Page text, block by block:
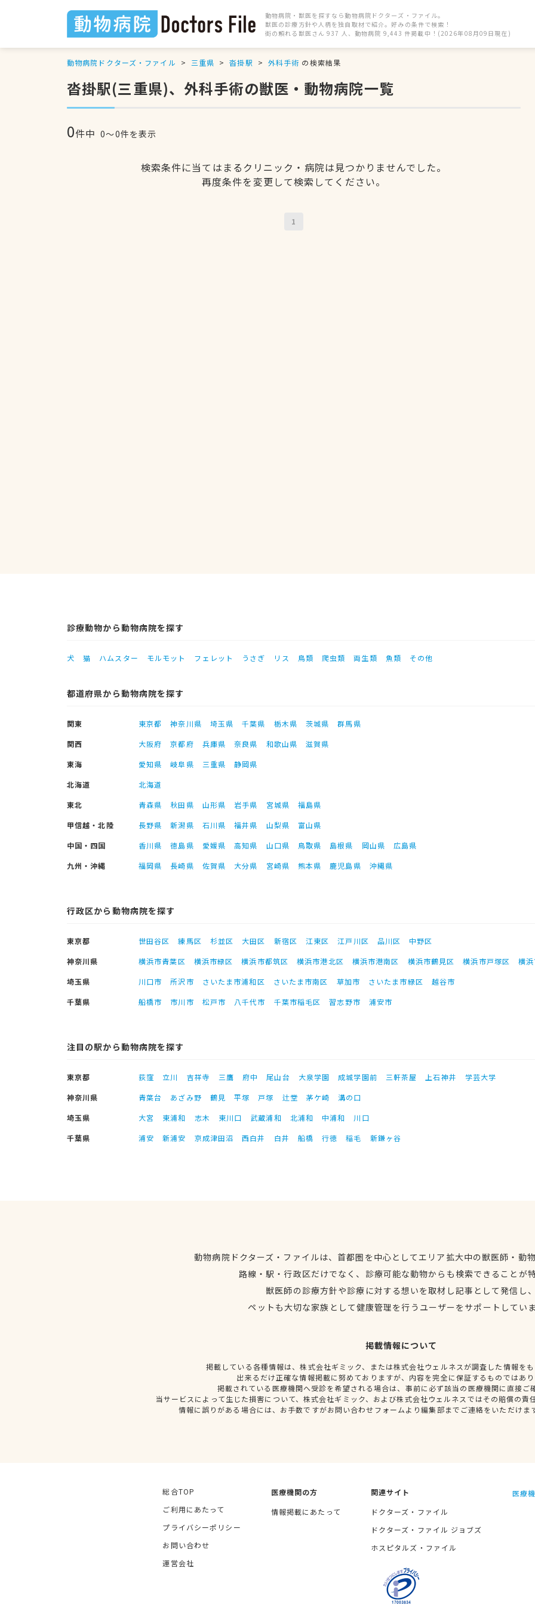
動物病院・獣医を探すなら動物病院ドクターズ・ファイル。
獣医の診療方針や人柄を独自取材で紹介。好みの条件で検索！
街の頼れる獣医さん 937 人、動物病院 9,443 件掲載中！(2026年08月09日現在)
動物病院ドクターズ・ファイル 三重県 沓掛駅 外科手術 の検索結果
沓掛駅(三重県)、外科手術の獣医・動物病院一覧
0件中 0〜0件を表示
検索条件に当てはまるクリニック・病院は見つかりませんでした。
再度条件を変更して検索してください。
1
診療動物から動物病院を探す
犬 猫 ハムスター モルモット フェレット うさぎ リス 鳥類 爬虫類 両生類 魚類 その他
都道府県から動物病院を探す
関東 東京都 神奈川県 埼玉県 千葉県 栃木県 茨城県
群馬県
関西
大阪府 京都府 兵庫県 奈良県 和歌山県
滋賀県
東海
愛知県 岐阜県 三重県
静岡県
北海道
北海道
東北
青森県 秋田県 山形県 岩手県 宮城県
福島県
甲信越・北陸
長野県 新潟県 石川県 福井県 山梨県
富山県
中国・四国
香川県 徳島県 愛媛県 高知県 山口県 鳥取県 島根県 岡山県
広島県
九州・沖縄
福岡県 長崎県 佐賀県 大分県 宮崎県 熊本県 鹿児島県 沖縄県
行政区から動物病院を探す
東京都 世田谷区 練馬区 杉並区 大田区 新宿区 江東区 江戸川区 品川区
中野区
神奈川県
横浜市青葉区 横浜市緑区 横浜市都筑区 横浜市港北区 横浜市港南区 横浜市鶴見区 横浜市戸塚区
横
埼玉県
川口市 所沢市 さいたま市浦和区 さいたま市南区 草加市 さいたま市緑区
越谷市
千葉県
船橋市 市川市 松戸市 八千代市 千葉市稲毛区 習志野市 浦安市
注目の駅から動物病院を探す
東京都 荻窪 立川 吉祥寺 三鷹 府中 尾山台 大泉学園 成城学園前 三軒茶屋 上石神井
学芸大学
神奈川県
青葉台 あざみ野 鶴見 平塚 戸塚 辻堂 茅ケ崎
溝の口
埼玉県
大宮 東浦和 志木 東川口 武蔵浦和 北浦和 中浦和
川口
千葉県
浦安 新浦安 京成津田沼 西白井 白井 船橋 行徳 稲毛 新鎌ヶ谷
動物病院ドクターズ・ファイルは、首都圏を中心としてエリア拡大中の獣医師・動
路線・駅・行政区だけでなく、診療可能な動物からも検索できることが
獣医師の診療方針や診療に対する想いを取材し記事として発信し
ペットも大切な家族として健康管理を行うユーザーをサポートしてい
掲載情報について
掲載している各種情報は、株式会社ギミック、または株式会社ウェルネスが調査した情報を
出来るだけ正確な情報掲載に努めておりますが、内容を完全に保証するものではあ
掲載されている医療機関へ受診を希望される場合は、事前に必ず該当の医療機関に直接ご
当サービスによって生じた損害について、株式会社ギミック、および株式会社ウェルネスではその賠償の責
情報に誤りがある場合には、お手数ですがお問い合わせフォームより編集部までご連絡をいただけま
総合TOP
ご利用にあたって
プライバシーポリシー
お問い合わせ
運営会社
医療機関の方
情報掲載にあたって
関連サイト
ドクターズ・ファイル
ドクターズ・ファイル ジョブズ
ホスピタルズ・ファイル
医療